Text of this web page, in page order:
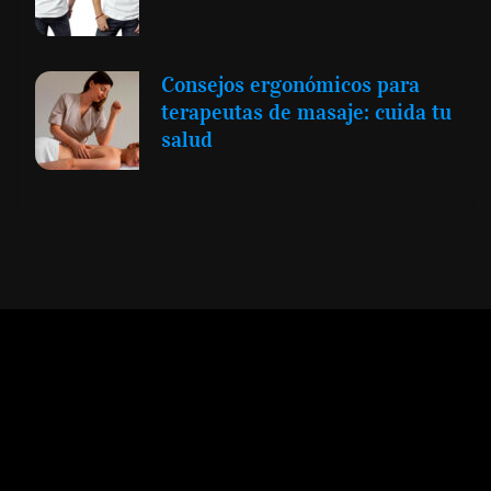
Consejos ergonómicos para
terapeutas de masaje: cuida tu
salud